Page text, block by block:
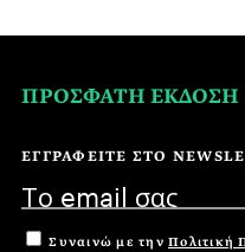
ΠΡΟΣΦΑΤΗ ΕΚΔΟΣΗ
ΕΓΓΡΑΦΕΙΤΕ ΣΤΟ
Συναινώ με την Πολιτική